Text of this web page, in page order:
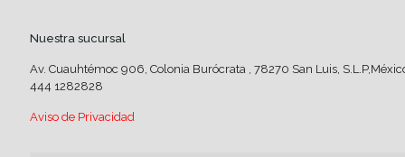
Nuestra sucursal
Av. Cuauhtémoc 906, Colonia Burócrata , 78270 San Luis,
444 1282828
Aviso de Privacidad